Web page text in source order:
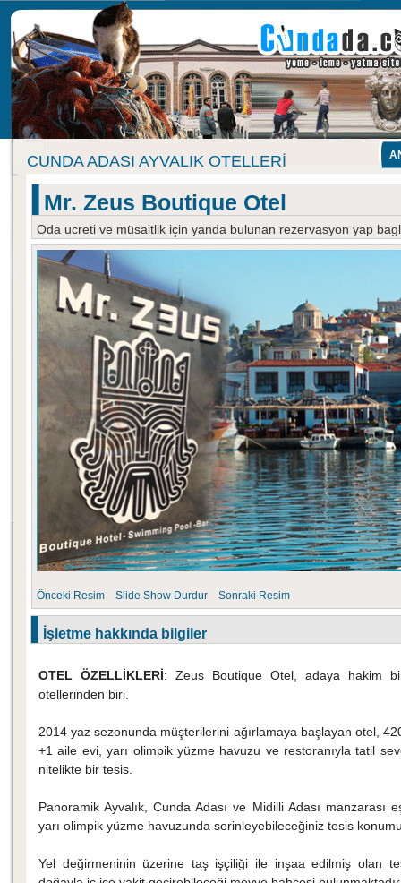
CUNDA ADASI AYVALIK OTELLERI
Mr. Zeus Boutique Otel
Oda ucreti ve müsaitlik için yanda bulunan rezervasyon yap
Önceki Resim Slide Show Durdur Sonraki Resim
İşletme hakkında bilgiler
OTEL ÖZELLİKLERİ: Zeus Boutique Otel, adaya hakim
otellerinden biri.
2014 yaz sezonunda müşterilerini ağırlamaya başlayan otel,
+1 aile evi, yarı olimpik yüzme havuzu ve restoranıyla tatil
nitelikte bir tesis.
Panoramik Ayvalık, Cunda Adası ve Midilli Adası manzarası
yarı olimpik yüzme havuzunda serinleyebileceğiniz tesis
Yel değirmeninin üzerine taş işçiliği ile inşaa edilmiş olan